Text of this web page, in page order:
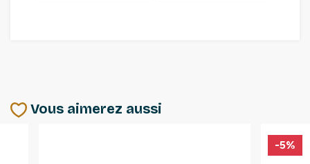
Vous aimerez aussi
-5%